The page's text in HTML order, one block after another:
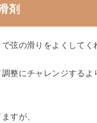
剤
弦の滑りをよくしてく
整にチャレンジする
すが、